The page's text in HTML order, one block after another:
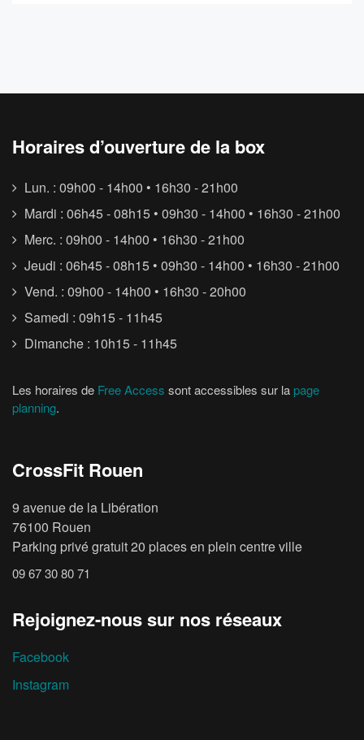
Horaires d’ouverture de la box
Lun. : 09h00 - 14h00 • 16h30 - 21h00
Mardi : 06h45 - 08h15 • 09h30 - 14h00 • 16h30 - 21h00
Merc. : 09h00 - 14h00 • 16h30 - 21h00
Jeudi : 06h45 - 08h15 • 09h30 - 14h00 • 16h30 - 21h00
Vend. : 09h00 - 14h00 • 16h30 - 20h00
Samedi : 09h15 - 11h45
Dimanche : 10h15 - 11h45
Les horaires de Free Access sont accessibles sur la page
planning.
CrossFit Rouen
9 avenue de la Libération
76100 Rouen
Parking privé gratuit 20 places en plein centre ville
09 67 30 80 71
Rejoignez-nous sur nos réseaux
Facebook
Instagram